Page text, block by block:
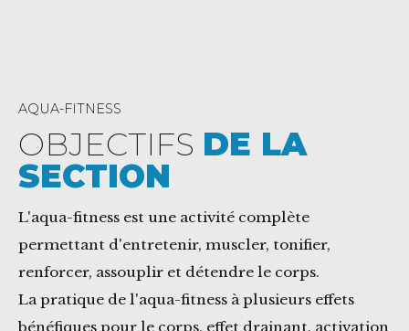
AQUA-FITNESS
OBJECTIFS DE LA
SECTION
L'aqua-fitness est une activité complète
permettant d'entretenir, muscler, tonifier,
renforcer, assouplir et détendre le corps.
La pratique de l'aqua-fitness à plusieurs effets
bénéfiques pour le corps, effet drainant, activation